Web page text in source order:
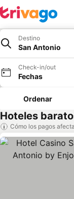
Destino
San Antonio
Check-in/out
Fechas
Ordenar
Hoteles
Cómo los pagos